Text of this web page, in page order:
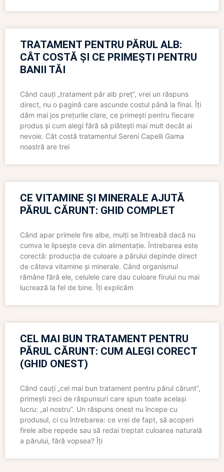
TRATAMENT PENTRU PĂRUL ALB:
CÂT COSTĂ ȘI CE PRIMEȘTI PENTRU
BANII TĂI
Când cauți „tratament păr alb preț”, vrei un răspuns
direct, nu o pagină care ascunde costul până la final. Îți
dăm mai jos prețurile clare, ce primești pentru fiecare
produs și cum alegi fără să plătești mai mult decât ai
nevoie. Cât costă tratamentul Sereni Capelli Gama
noastră are trei
CE VITAMINE ȘI MINERALE AJUTĂ
PĂRUL CĂRUNT: GHID COMPLET
Când apar primele fire albe, mulți se întreabă dacă nu
cumva le lipsește ceva din alimentație. Întrebarea este
corectă: producția de culoare a părului depinde direct
de câteva vitamine și minerale. Când organismul
rămâne fără ele, celulele care dau culoare firului nu mai
lucrează la fel de bine. Îți explicăm
CEL MAI BUN TRATAMENT PENTRU
PĂRUL CĂRUNT: CUM ALEGI CORECT
(GHID ONEST)
Când cauți „cel mai bun tratament pentru părul cărunt”,
primești zeci de răspunsuri care spun toate același
lucru: „al nostru”. Un răspuns onest nu începe cu
produsul, ci cu întrebarea: ce vrei de fapt, să acoperi
firele albe repede sau să redai treptat culoarea naturală
a părului, fără vopsea? Îți